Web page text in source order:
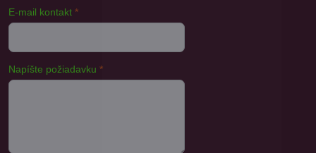
E-mail kontakt *
Napíšte požiadavku *